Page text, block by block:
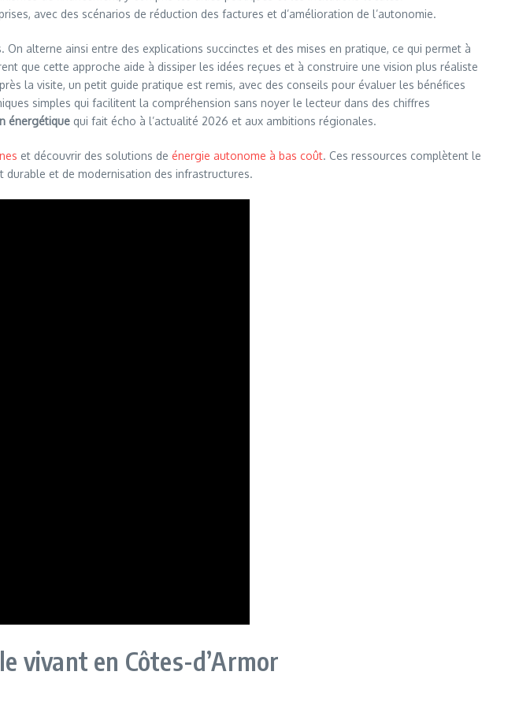
avec des scénarios de réduction des factures et d’amélioration de l’autonomie.
alterne ainsi entre des explications succinctes et des mises en pratique, ce qui permet à
que cette approche aide à dissiper les idées reçues et à construire une vision plus réaliste
la visite, un petit guide pratique est remis, avec des conseils pour évaluer les bénéfices
simples qui facilitent la compréhension sans noyer le lecteur dans des chiffres
énergétique qui fait écho à l’actualité 2026 et aux ambitions régionales.
et découvrir des solutions de énergie autonome à bas coût. Ces ressources complètent le
durable et de modernisation des infrastructures.
vivant en Côtes-d’Armor